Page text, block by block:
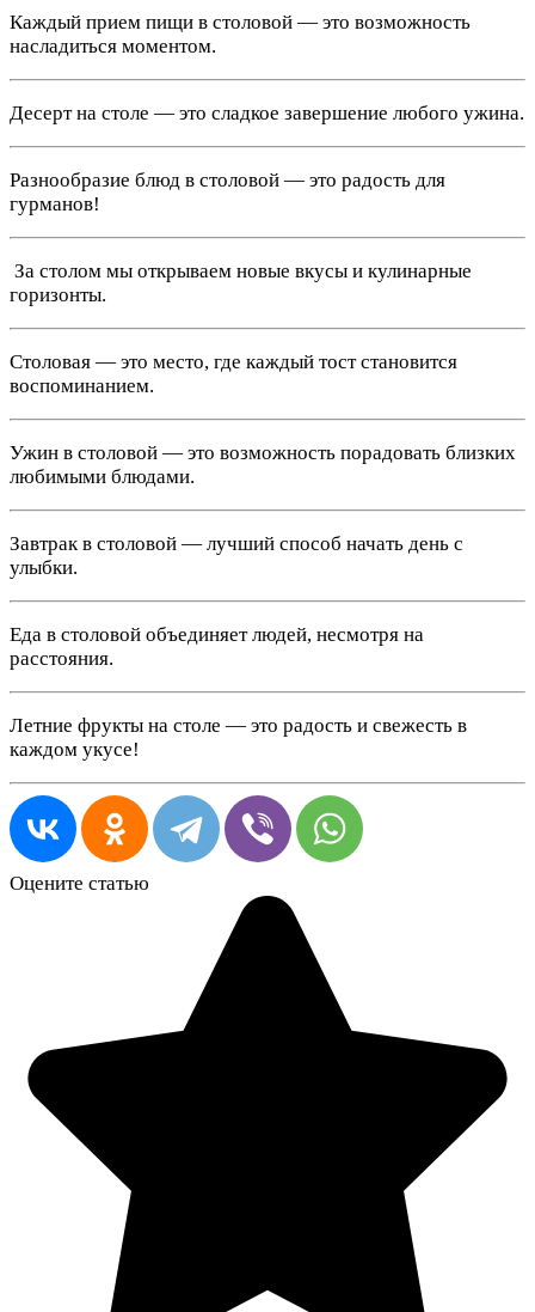
Каждый прием пищи в столовой — это возможность
насладиться моментом.
Десерт на столе — это сладкое завершение любого ужина.
Разнообразие блюд в столовой — это радость для
гурманов!
️ За столом мы открываем новые вкусы и кулинарные
горизонты.
Столовая — это место, где каждый тост становится
воспоминанием.
Ужин в столовой — это возможность порадовать близких
любимыми блюдами.
Завтрак в столовой — лучший способ начать день с
улыбки.
Еда в столовой объединяет людей, несмотря на
расстояния.
Летние фрукты на столе — это радость и свежесть в
каждом укусе!
Оцените статью